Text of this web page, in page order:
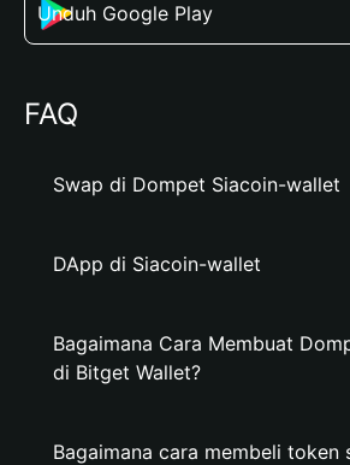
Unduh Google Play
FAQ
Swap di Dompet Siacoin-wallet
DApp di Siacoin-wallet
Bagaimana Cara Membuat
di Bitget Wallet?
Bagaimana cara membeli token